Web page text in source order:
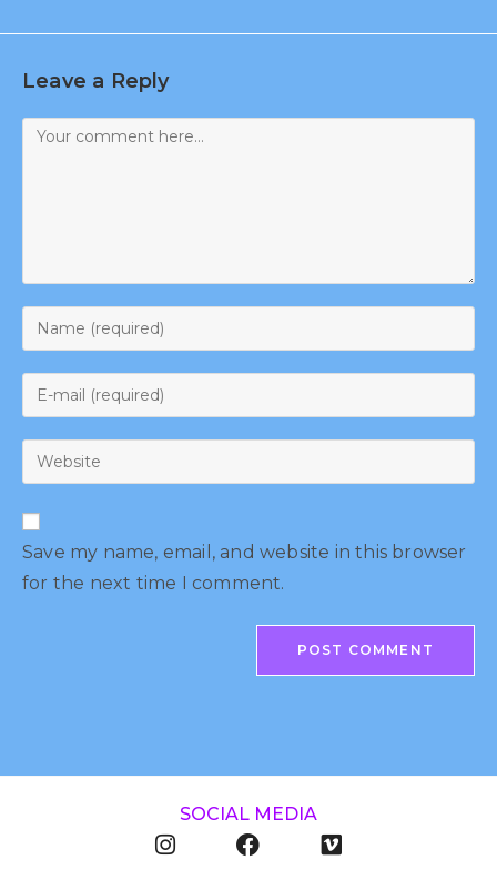
Leave a Reply
Save my name, email, and website in this browser
for the next time I comment.
SOCIAL MEDIA